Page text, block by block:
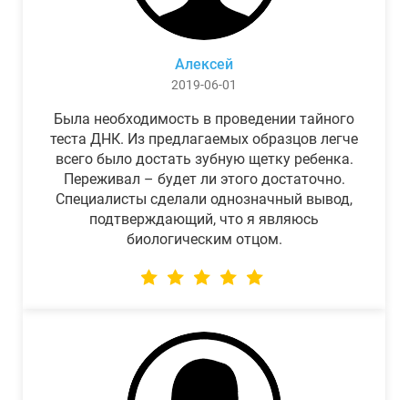
Алексей
2019-06-01
Была необходимость в проведении тайного
теста ДНК. Из предлагаемых образцов легче
всего было достать зубную щетку ребенка.
Переживал – будет ли этого достаточно.
Специалисты сделали однозначный вывод,
подтверждающий, что я являюсь
биологическим отцом.